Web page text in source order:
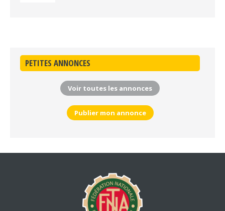
PETITES ANNONCES
Voir toutes les annonces
Publier mon annonce